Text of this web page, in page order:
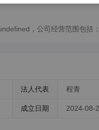
，公司经营范围包括
法人代表 程青
成立日期 2024-08-